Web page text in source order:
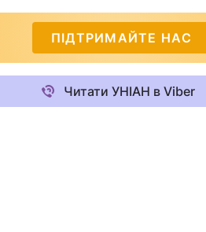
ПІДТРИМАЙТЕ НАС
Читати УНІАН в Viber